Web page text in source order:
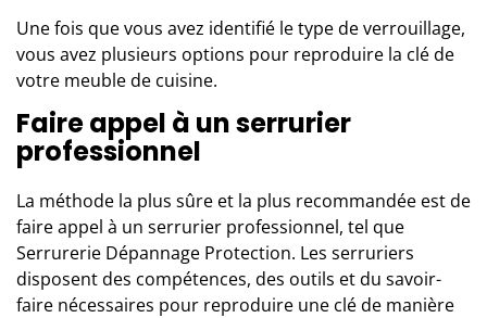
Une fois que vous avez identifié le type de verrouillage,
vous avez plusieurs options pour reproduire la clé de
votre meuble de cuisine.
Faire appel à un serrurier
professionnel
La méthode la plus sûre et la plus recommandée est de
faire appel à un serrurier professionnel, tel que
Serrurerie Dépannage Protection. Les serruriers
disposent des compétences, des outils et du savoir-
faire nécessaires pour reproduire une clé de manière